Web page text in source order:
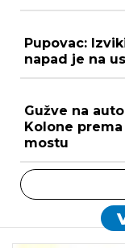
Pupovac:
napad je na
Gužve na
Kolone
mostu